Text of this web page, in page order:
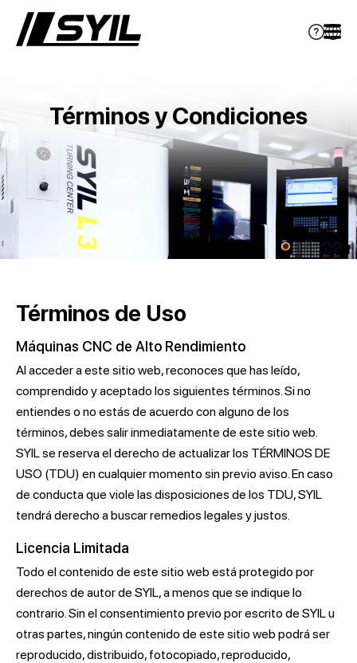
Términos y Condiciones
Términos de Uso
Máquinas CNC de Alto Rendimiento
Al acceder a este sitio web, reconoces que has leído,
comprendido y aceptado los siguientes términos. Si no
entiendes o no estás de acuerdo con alguno de los
términos, debes salir inmediatamente de este sitio web.
SYIL se reserva el derecho de actualizar los TÉRMINOS DE
USO (TDU) en cualquier momento sin previo aviso. En caso
de conducta que viole las disposiciones de los TDU, SYIL
tendrá derecho a buscar remedios legales y justos.
Licencia Limitada
Todo el contenido de este sitio web está protegido por
derechos de autor de SYIL, a menos que se indique lo
contrario. Sin el consentimiento previo por escrito de SYIL u
otras partes, ningún contenido de este sitio web podrá ser
reproducido, distribuido, fotocopiado, reproducido,